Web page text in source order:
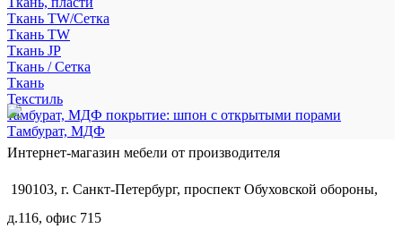
Ткань TW/Сетка
Ткань TW
Ткань JP
Ткань / Сетка
Ткань
Текстиль
тамбурат, МДФ покрытие: шпон с открытыми порами
Тамбурат, МДФ
Интернет-магазин мебели от производителя
190103, г. Санкт-Петербург, проспект Обуховской обороны,
д.116, офис 715